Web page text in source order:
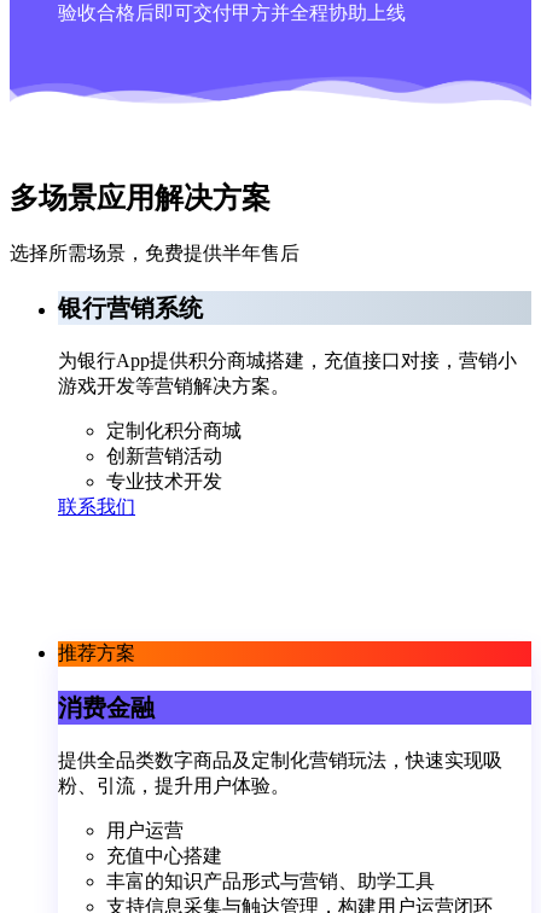
验收合格后即可交付甲方并全程协助上线
多场景应用解决方案
选择所需场景，免费提供半年售后
银行营销系统
为银行App提供积分商城搭建，充值接口对接，营销小
游戏开发等营销解决方案。
定制化积分商城
创新营销活动
专业技术开发
联系我们
推荐方案
消费金融
提供全品类数字商品及定制化营销玩法，快速实现吸
粉、引流，提升用户体验。
用户运营
充值中心搭建
丰富的知识产品形式与营销、助学工具
支持信息采集与触达管理，构建用户运营闭环